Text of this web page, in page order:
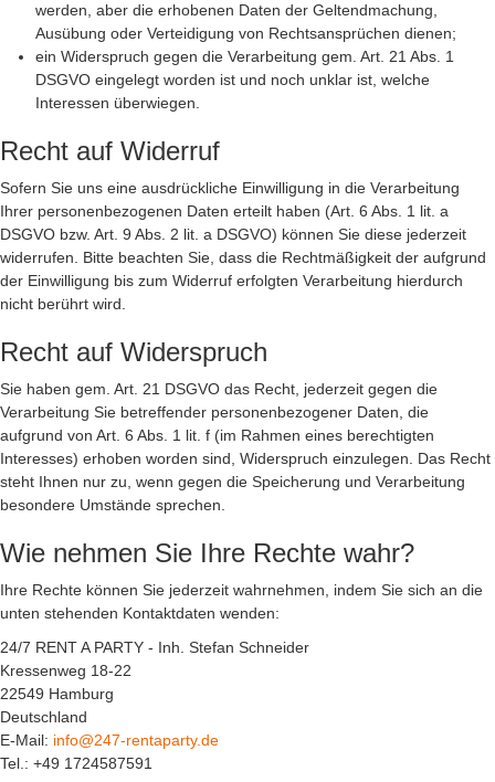
werden, aber die erhobenen Daten der Geltendmachung,
Ausübung oder Verteidigung von Rechtsansprüchen dienen;
ein Widerspruch gegen die Verarbeitung gem. Art. 21 Abs. 1
DSGVO eingelegt worden ist und noch unklar ist, welche
Interessen überwiegen.
Recht auf Widerruf
Sofern Sie uns eine ausdrückliche Einwilligung in die Verarbeitung
Ihrer personenbezogenen Daten erteilt haben (Art. 6 Abs. 1 lit. a
DSGVO bzw. Art. 9 Abs. 2 lit. a DSGVO) können Sie diese jederzeit
widerrufen. Bitte beachten Sie, dass die Rechtmäßigkeit der aufgrund
der Einwilligung bis zum Widerruf erfolgten Verarbeitung hierdurch
nicht berührt wird.
Recht auf Widerspruch
Sie haben gem. Art. 21 DSGVO das Recht, jederzeit gegen die
Verarbeitung Sie betreffender personenbezogener Daten, die
aufgrund von Art. 6 Abs. 1 lit. f (im Rahmen eines berechtigten
Interesses) erhoben worden sind, Widerspruch einzulegen. Das Recht
steht Ihnen nur zu, wenn gegen die Speicherung und Verarbeitung
besondere Umstände sprechen.
Wie nehmen Sie Ihre Rechte wahr?
Ihre Rechte können Sie jederzeit wahrnehmen, indem Sie sich an die
unten stehenden Kontaktdaten wenden:
24/7 RENT A PARTY - Inh. Stefan Schneider
Kressenweg 18-22
22549 Hamburg
Deutschland
E-Mail: info@247-rentaparty.de
Tel.: +49 1724587591